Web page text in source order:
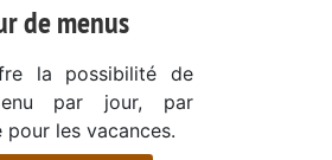
de menus
la possibilité de
par jour, par
pour les vacances.